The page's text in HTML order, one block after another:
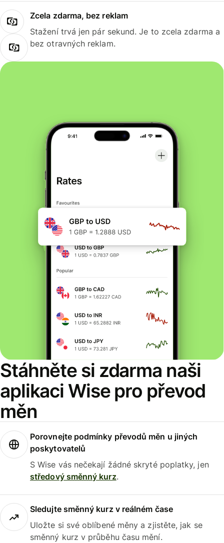
Zcela zdarma, bez reklam
Stažení trvá jen pár sekund. Je to zcela zdarma a
bez otravných reklam.
Stáhněte si zdarma naši
aplikaci Wise pro převod
měn
Porovnejte podmínky převodů měn u jiných
poskytovatelů
S Wise vás nečekají žádné skryté poplatky, jen
středový směnný kurz.
Sledujte směnný kurz v reálném čase
Uložte si své oblíbené měny a zjistěte, jak se
směnný kurz v průběhu času mění.